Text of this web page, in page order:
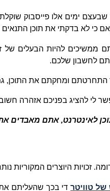
שבעצם ימים אלו פייסבוק
(אם כי לא בדקתי את תוכן
ממשיכים להיות הבעלים של
לחשבון שלכם.
ומחקתם את התוכן, גם
לי להציג בפניכם אזהרה
לאינטרנט, אתם מאבדים
זכויות היוצרים המקוריות
טוויטרדי בכך שהעליתם את